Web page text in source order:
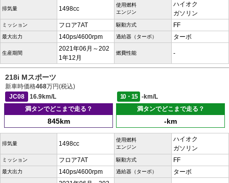
排気量 1498cc
使用燃料
エンジン
ハイオク
ガソリン
ミッション フロア7AT 駆動方式 FF
最大出力 140ps/4600rpm 過給器（ターボ） ターボ
生産期間
2021年06月～202
1年12月
燃費性能 -
218i Mスポーツ
新車時価格468万円(税込)
JC08
16.9km/L 10・15
-km/L
満タンでどこまで走る？
845km
満タンでどこまで走る？
-km
排気量 1498cc
使用燃料
エンジン
ハイオク
ガソリン
ミッション フロア7AT 駆動方式 FF
最大出力 140ps/4600rpm 過給器（ターボ） ターボ